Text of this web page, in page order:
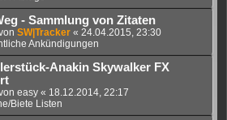
- Sammlung von Zitaten
SW|Tracker « 24.04.2015, 23:30
Ankündigungen
Anakin Skywalker FX
easy « 18.12.2014, 22:17
Biete Listen